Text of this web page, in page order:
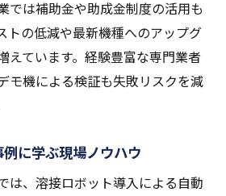
では補助金や助成金制度の活用も
トの低減や最新機種へのアップグ
えています。経験豊富な専門業者
モ機による検証も失敗リスクを減
に学ぶ現場ノウハウ
は、溶接ロボット導入による自動